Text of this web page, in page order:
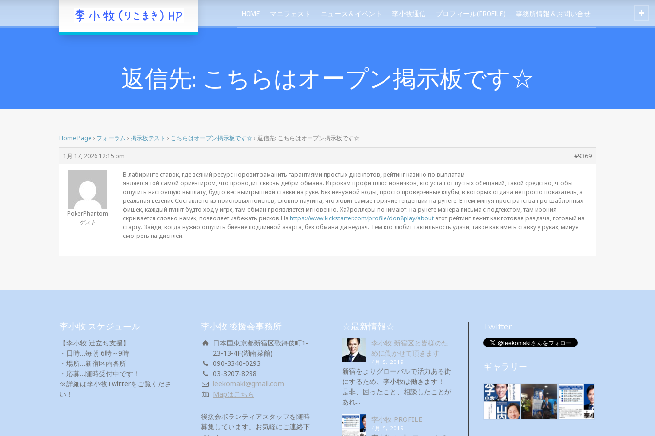
HOME マニフェスト ニュース＆イベント 李小牧通信 プロフィール(PROFILE) 事務所情報＆お問い合せ
返信先: こちらはオープン掲示板です☆
Home Page › フォーラム › 掲示板テスト › こちらはオープン掲示板です☆ › 返信先: こちらはオープン掲示板です☆
1月 17, 2026 12:15 pm #9369
PokerPhantom
ゲスト
В лабиринте ставок, где всякий ресурс норовит заманить гарантиями простых джекпотов, рейтинг казино по выплатам
является той самой ориентиром, что проводит сквозь дебри обмана. Игрокам профи плюс новичков, кто устал от пустых обещаний, такой средство, чтобы
ощутить настоящую выплату, будто вес выигрышной ставки на руке. Без ненужной воды, просто проверенные клубы, в которых отдача не просто показатель, а
реальная везение.Составлено из поисковых поисков, словно паутина, что ловит самые горячие тенденции на рунете. В нём минуя пространства про шаблонных
фишек, каждый пункт будто ход у игре, там обман проявляется мгновенно. Хайроллеры понимают: на рунете манера письма с подтекстом, там ирония
скрывается словно намёк, позволяет избежать рисков.На https://www.kickstarter.com/profile/don8play/about этот рейтинг лежит как готовая раздача, готовый на
старту. Зайди, когда нужно ощутить биение подлинной азарта, без обмана да неудач. Тем кто любит тактильность удачи, такое как иметь ставку у руках, минуя
смотреть на дисплей.
李小牧 スケジュール
【李小牧 辻立ち支援】
・日時…毎朝 6時～9時
・場所…新宿区内各所
・応募…随時受付中です！
※詳細は李小牧Twitterをご覧くださ
い！
李小牧 後援会事務所
日本国東京都新宿区歌舞伎町1-
23-13-4F(湖南菜館)
090-3340-0293
03-3207-8288
leekomaki@gmail.com
Mapはこちら
後援会ボランティアスタッフを随時
募集しています。お気軽にご連絡下
☆最新情報☆
李小牧 新宿区と皆様のた
めに働かせて頂きます！
4月 5, 2019
新宿をよりグローバルで活力ある街
にするため、李小牧は働きます！
是非、困ったこと、相談したことが
あれ...
李小牧 PROFILE
4月 5, 2019
Twitter
ギャラリー